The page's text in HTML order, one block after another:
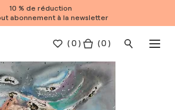
10 % de réduction
abonnement à la newsletter
(0 ) ( 0 )